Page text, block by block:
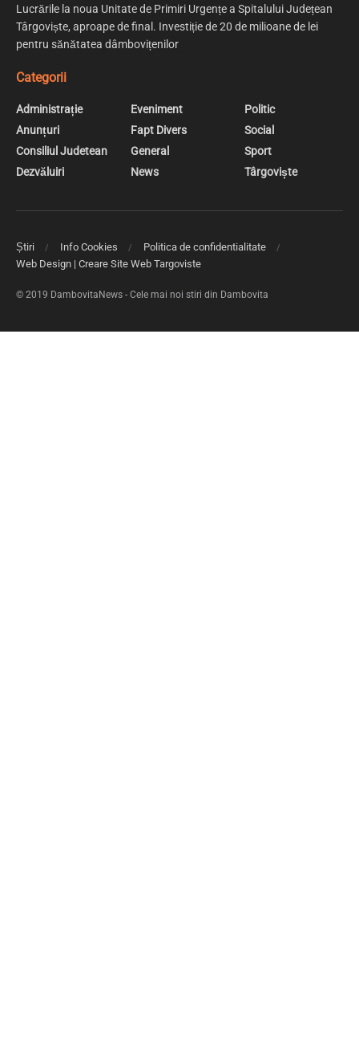
Lucrările la noua Unitate de Primiri Urgențe a Spitalului Județean
Târgoviște, aproape de final. Investiție de 20 de milioane de lei
pentru sănătatea dâmbovițenilor
Categorii
Administrație
Anunțuri
Consiliul Judetean
Dezvăluiri
Eveniment
Fapt Divers
General
News
Politic
Social
Sport
Târgoviște
Știri Info Cookies
Politica de confidentialitate
Web Design | Creare Site Web Targoviste
© 2019 DambovitaNews - Cele mai noi stiri din Dambovita